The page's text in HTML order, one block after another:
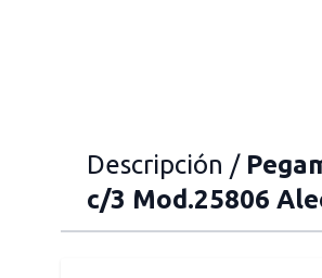
Descripción /
c/3 Mod.25806